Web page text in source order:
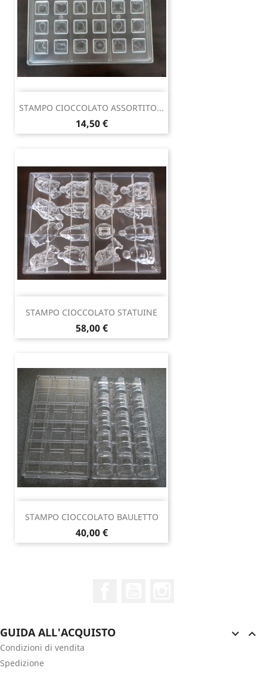
STAMPO CIOCCOLATO ASSORTITO...
Prezzo
14,50 €
STAMPO CIOCCOLATO STATUINE
Prezzo
58,00 €
STAMPO CIOCCOLATO BAULETTO
Prezzo
40,00 €
GUIDA ALL'ACQUISTO  
Condizioni di vendita
Spedizione